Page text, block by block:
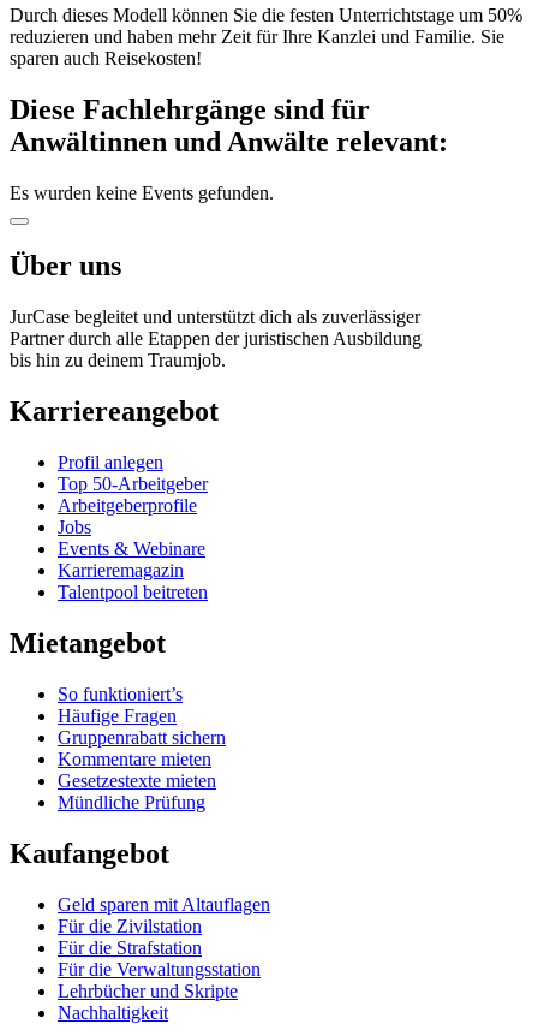
Durch dieses Modell können Sie die festen Unterrichtstage um 50%
reduzieren und haben mehr Zeit für Ihre Kanzlei und Familie. Sie
sparen auch Reisekosten!
Diese Fachlehrgänge sind für
Anwältinnen und Anwälte relevant:
Es wurden keine Events gefunden.
Über uns
JurCase begleitet und unterstützt dich als zuverlässiger
Partner durch alle Etappen der juristischen Ausbildung
bis hin zu deinem Traumjob.
Karriereangebot
Profil anlegen
Top 50-Arbeitgeber
Arbeitgeberprofile
Jobs
Events & Webinare
Karrieremagazin
Talentpool beitreten
Mietangebot
So funktioniert’s
Häufige Fragen
Gruppenrabatt sichern
Kommentare mieten
Gesetzestexte mieten
Mündliche Prüfung
Kaufangebot
Geld sparen mit Altauflagen
Für die Zivilstation
Für die Strafstation
Für die Verwaltungsstation
Lehrbücher und Skripte
Nachhaltigkeit